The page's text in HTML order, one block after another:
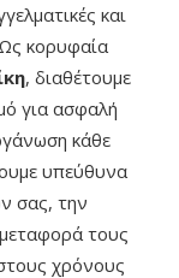
και
κορυφαία
, διαθέτουμε
για ασφαλή
κάθε
υπεύθυνα
σας, την
τους
χρόνους